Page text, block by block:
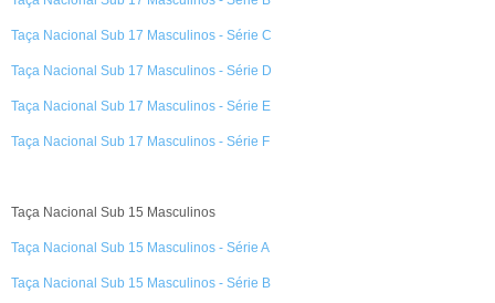
Taça Nacional Sub 17 Masculinos - Série C
Taça Nacional Sub 17 Masculinos - Série D
Taça Nacional Sub 17 Masculinos - Série E
Taça Nacional Sub 17 Masculinos - Série F
Taça Nacional Sub 15 Masculinos
Taça Nacional Sub 15 Masculinos - Série A
Taça Nacional Sub 15 Masculinos - Série B